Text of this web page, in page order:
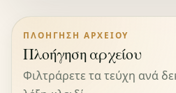
ΠΛΟΉΓΗΣΗ ΑΡΧΕΊΟΥ
Πλοήγηση αρχείου
Φιλτράρετε τα τεύχη ανά